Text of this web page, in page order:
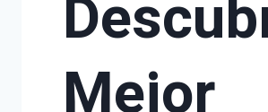
Mejor